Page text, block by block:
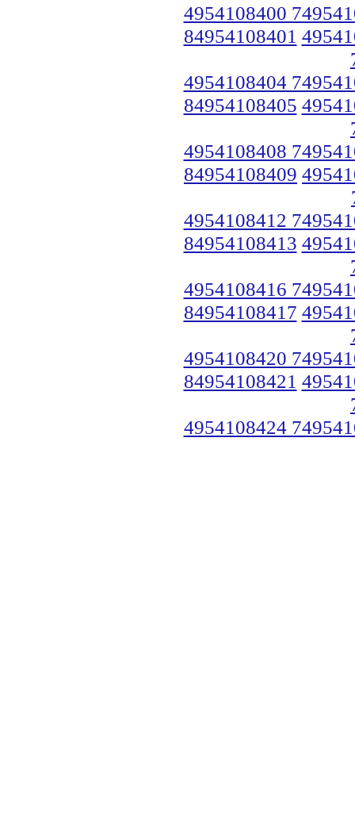
4954108400
84954108401
4954108404
84954108405
4954108408
84954108409
4954108412
84954108413
4954108416
84954108417
4954108420
84954108421
4954108424